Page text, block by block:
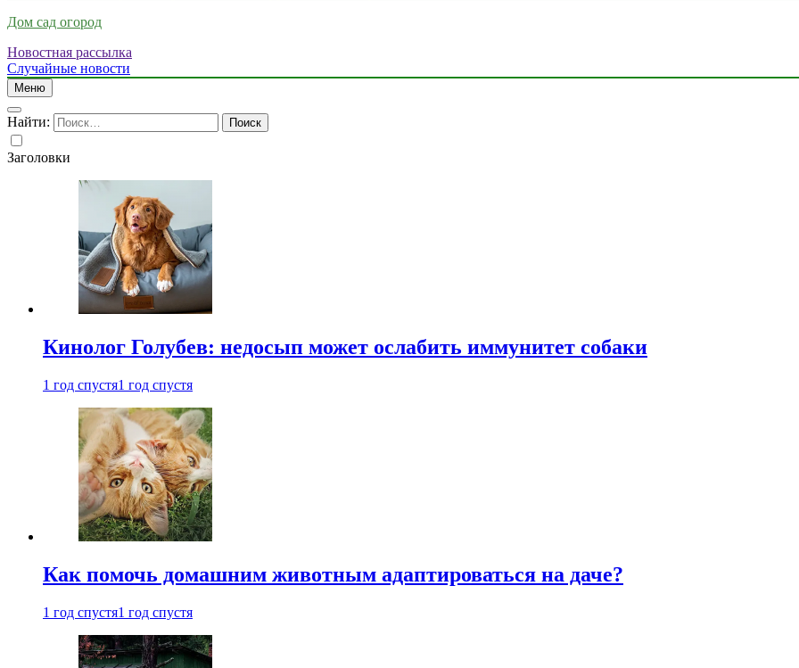
Дом сад огород
Новостная рассылка
Случайные новости
Меню
Найти:
Заголовки
Кинолог Голубев: недосып может ослабить иммунитет собаки
1 год спустя1 год спустя
Как помочь домашним животным адаптироваться на даче?
1 год спустя1 год спустя